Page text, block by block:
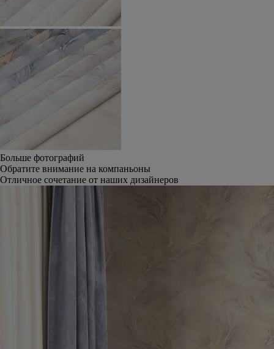
Больше фотографий
Обратите внимание на компаньоны
Отличное сочетание от наших дизайнеров